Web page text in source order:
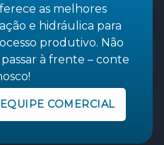
as melhores
e hidráulica para
produtivo. Não
à frente – conte
COMERCIAL